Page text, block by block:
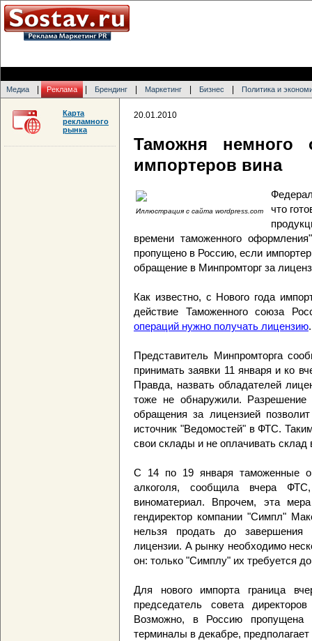
Медиа Реклама Брендинг Маркетинг Бизнес Политика и
20.01.2010
Таможня немного
импортеров вина
Иллюстрация с сайта wordpress.com
что
времени таможенного
пропущено в Россию, если
обращение в Минпромторг за
Как известно, с Нового года
действие Таможенного союза
операций нужно получать лицензию.
Представитель Минпромторга
принимать заявки 11 января и ко
Правда, назвать обладателей
тоже не обнаружили.
обращения за лицензией
источник "Ведомостей" в ФТС.
свои склады и не оплачивать склад
С 14 по 19 января таможенные
алкоголя, сообщила вчера
виноматериал. Впрочем, эта
гендиректор компании "Симпл"
нельзя продать до
лицензии. А рынку необходимо
он: только "Симплу" их требуется до
Для нового импорта граница
председатель совета
Возможно, в Россию пропущена
терминалы в декабре, предполагает
Карта
рекламного
рынка